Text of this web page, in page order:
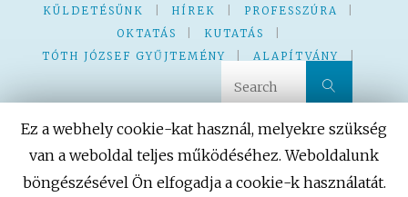
KÜLDETÉSÜNK HÍREK PROFESSZÚRA
OKTATÁS
KUTATÁS
TÓTH JÓZSEF GYŰJTEMÉNY
ALAPÍTVÁNY
Search
Powered byFluida&WordPress.
Ez a webhely cookie-kat használ, melyekre szükség
van a weboldal teljes működéséhez. Weboldalunk
böngészésével Ön elfogadja a cookie-k használatát.